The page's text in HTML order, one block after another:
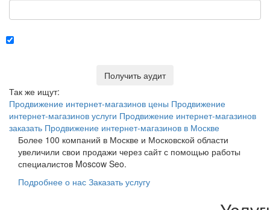
Получить аудит
Так же ищут:
Продвижение интернет-магазинов цены Продвижение
интернет-магазинов услуги Продвижение интернет-магазинов
заказать Продвижение интернет-магазинов в Москве
Более 100 компаний в Москве и Московской области
увеличили свои продажи через сайт с помощью работы
специалистов Moscow Seo.
Подробнее о нас Заказать услугу